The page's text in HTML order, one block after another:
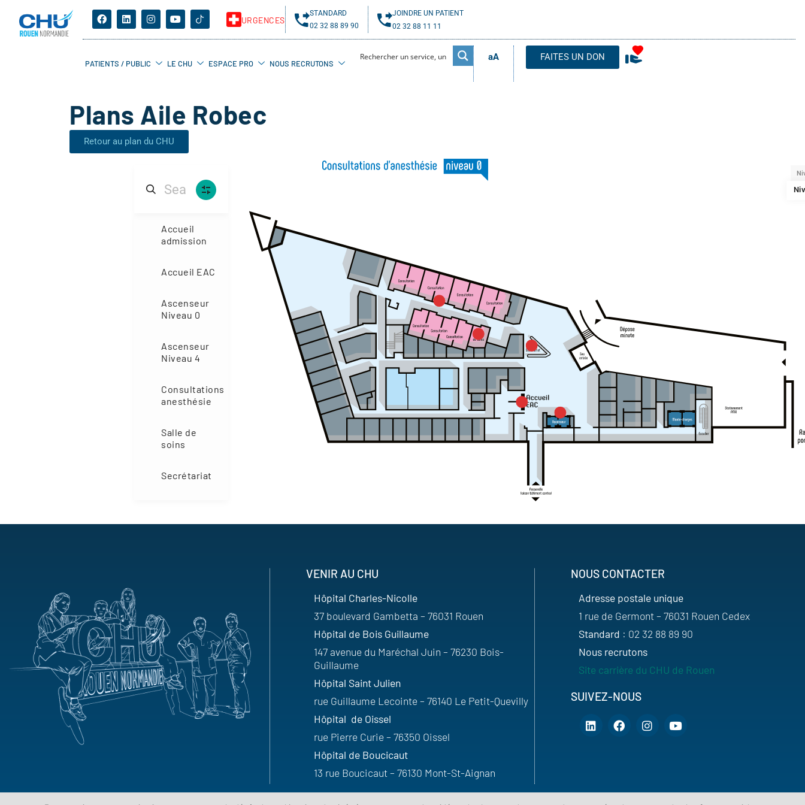
URGENCES
STANDARD
02 32 88 89 90
JOINDRE UN PATIENT
02 32 88 11 11
PATIENTS / PUBLIC LE CHU ESPACE PRO NOUS RECRUTONS
aA FAITES UN DON
Plans Aile Robec
Retour au plan du CHU
N4
Niveau 0 (5)
Accueil
admission
Accueil EAC
Ascenseur
Niveau 0
Ascenseur
Niveau 4
Consultations
anesthésie
Salle de
soins
Secrétariat
VENIR AU CHU
Hôpital Charles-Nicolle
37 boulevard Gambetta – 76031 Rouen
Hôpital de Bois Guillaume
147 avenue du Maréchal Juin – 76230 Bois-
Guillaume
Hôpital Saint Julien
rue Guillaume Lecointe – 76140 Le Petit-Quevilly
Hôpital de Oissel
rue Pierre Curie – 76350 Oissel
Hôpital de Boucicaut
13 rue Boucicaut – 76130 Mont-St-Aignan
NOUS CONTACTER
Adresse postale unique
1 rue de Germont – 76031 Rouen Cedex
Standard : 02 32 88 89 90
Nous recrutons
Site carrière du CHU de Rouen
SUIVEZ-NOUS